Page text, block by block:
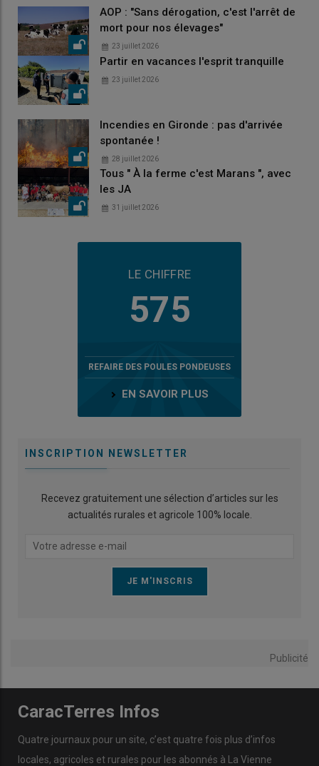
AOP : "Sans dérogation, c'est l'arrêt de
mort pour nos élevages"
23 juillet 2026
Partir en vacances l'esprit tranquille
23 juillet 2026
Incendies en Gironde : pas d'arrivée
spontanée !
28 juillet 2026
Tous " À la ferme c'est Marans ", avec
les JA
31 juillet 2026
LE CHIFFRE
575
REFAIRE DES POULES PONDEUSES
EN SAVOIR PLUS
INSCRIPTION NEWSLETTER
Recevez gratuitement une sélection d’articles sur les
actualités rurales et agricole 100% locale.
Publicité
CaracTerres Infos
Quatre journaux pour un site, c’est quatre fois plus d’infos
locales, agricoles et rurales pour les abonnés à La Vienne